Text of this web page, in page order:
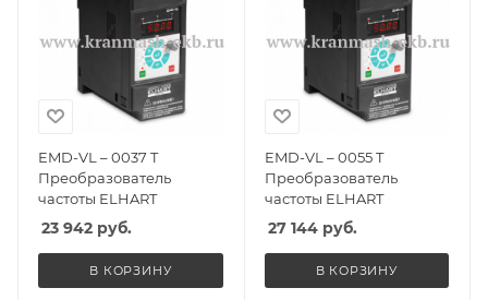
EMD-VL – 0037 T
Преобразователь
частоты ELHART
23 942 руб.
В КОРЗИНУ
EMD-VL – 0055 T
Преобразователь
частоты ELHART
27 144руб.
В КОРЗИНУ